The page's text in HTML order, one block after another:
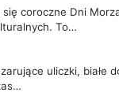
coroczne Dni
To…
uliczki,